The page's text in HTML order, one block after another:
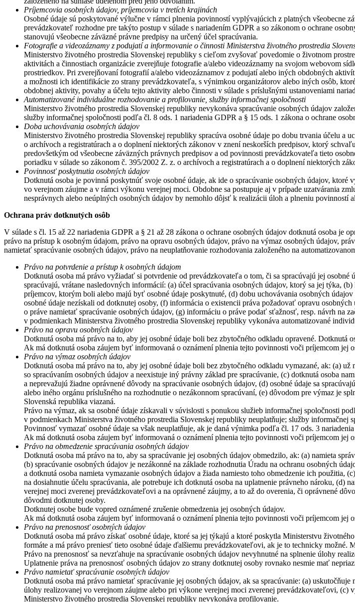
Príjemcovia osobných údajov, príjemcovia v tretích krajinách
Osobné údaje sú poskytované výlučne v rámci plnenia povinností vyplývajúcich z platných všeobecne
prevádzkovateľ rozhodne pre takýto postup v súlade s nariadením GDPR a so zákonom o ochrane
stanovujú všeobecne záväzné právne predpisy na určený účel spracúvania.
Fotografie a videozáznamy z podujatí a informovanie o činnosti Ministerstva životného prostredia
Ministerstvo životného prostredia Slovenskej republiky s cieľom zvyšovať povedomie o životnom
aktivitách a činnostiach organizácie zverejňuje fotografie a/alebo videozáznamy na svojom webovom
prostriedkov. Pri zverejňovaní fotografií a/alebo videozáznamov z podujatí alebo iných obdobných
a možnosti ich identifikácie zo strany prevádzkovateľa, s výnimkou organizátorov alebo iných osôb,
obdobnej aktivity, povahy a účelu tejto aktivity alebo činnosti v súlade s príslušnými ustanoveniami
Automatizované individuálne rozhodovanie a profilovanie, služby informačnej spoločnosti
Ministerstvo životného prostredia Slovenskej republiky nevykonáva spracúvanie osobných údajov
služby informačnej spoločnosti podľa čl. 8 ods. 1 nariadenia GDPR a § 15 ods. 1 zákona o ochrane
Doba uchovávania osobných údajov
Ministerstvo životného prostredia Slovenskej republiky spracúva osobné údaje po dobu trvania účelu a
o archívoch a registratúrach a o doplnení niektorých zákonov v znení neskorších predpisov, ktorý
predovšetkým od všeobecne záväzných právnych predpisov a od povinnosti prevádzkovateľa tieto
poriadku v súlade so zákonom č. 395/2002 Z. z. o archívoch a registratúrach a o doplnení niektorých
Povinnosť poskytnutia osobných údajov
Dotknutá osoba je povinná poskytnúť svoje osobné údaje, ak ide o spracúvanie osobných údajov,
vo verejnom záujme a v rámci výkonu verejnej moci. Obdobne sa postupuje aj v prípade uzatvárania
nesprávnych alebo neúplných osobných údajov by nemohlo dôjsť k realizácii úloh a plneniu povinností
Ochrana práv dotknutých osôb
V súlade s čl. 15 až 22 nariadenia GDPR a § 21 až 28 zákona o ochrane osobných údajov dotknutá osoba je
právo na prístup k osobným údajom, právo na opravu osobných údajov, právo na výmaz osobných údajov,
namietať spracúvanie osobných údajov, právo na neuplatňovanie rozhodovania založeného na
Právo na potvrdenie a prístup k osobných údajom
Dotknutá osoba má právo vyžiadať si potvrdenie od prevádzkovateľa o tom, či sa spracúvajú jej
spracúvajú, vrátane nasledovných informácií: (a) účel spracúvania osobných údajov, ktorý sa jej týka,
príjemcov, ktorým boli alebo majú byť osobné údaje poskytnuté, (d) dobu uchovávania osobných
osobné údaje nezískali od dotknutej osoby, (f) informácia o existencii práva požadovať opravu
o práve namietať spracúvanie osobných údajov, (g) informáciu o práve podať sťažnosť, resp. návrh na
v podmienkach Ministerstva životného prostredia Slovenskej republiky vykonáva automatizované
Právo na opravu osobných údajov
Dotknutá osoba má právo na to, aby jej osobné údaje boli bez zbytočného odkladu opravené. Dotknutá
Ak má dotknutá osoba záujem byť informovaná o oznámení plnenia tejto povinnosti voči príjemcom jej
Právo na výmaz osobných údajov
Dotknutá osoba má právo na to, aby jej osobné údaje boli bez zbytočného odkladu vymazané, ak: (a)
so spracúvaním osobných údajov a neexistuje iný právny základ pre spracúvanie, (c) dotknutá osoba
a neprevažujú žiadne oprávnené dôvody na spracúvanie osobných údajov, (d) osobné údaje sa
alebo iného orgánu príslušného na rozhodnutie o nezákonnom spracúvaní, (e) dôvodom pre výmaz je
Slovenská republika viazaná.
Právo na výmaz, ak sa osobné údaje získavali v súvislosti s ponukou služieb informačnej spoločnosti
v podmienkach Ministerstva životného prostredia Slovenskej republiky neuplatňuje; služby informačnej
Povinnosť vymazať osobné údaje sa však neuplatňuje, ak je daná výnimka podľa čl. 17 ods. 3
Ak má dotknutá osoba záujem byť informovaná o oznámení plnenia tejto povinnosti voči príjemcom jej
Právo na obmedzenie spracúvania osobných údajov
Dotknutá osoba má právo na to, aby sa spracúvanie jej osobných údajov obmedzilo, ak: (a) namieta
(b) spracúvanie osobných údajov je nezákonné na základe rozhodnutia Úradu na ochranu osobných
a dotknutá osoba namieta vymazanie osobných údajov a žiada namiesto toho obmedzenie ich použitia,
na dosiahnutie účelu spracúvania, ale potrebuje ich dotknutá osoba na uplatnenie právneho nároku,
verejnej moci zverenej prevádzkovateľovi a na oprávnené záujmy, a to až do overenia, či oprávnené
dôvodmi dotknutej osoby.
Dotknutej osobe bude vopred oznámené zrušenie obmedzenia jej osobných údajov.
Ak má dotknutá osoba záujem byť informovaná o oznámení plnenia tejto povinnosti voči príjemcom jej
Právo na prenosnosť osobných údajov
Dotknutá osoba má právo získať osobné údaje, ktoré sa jej týkajú a ktoré poskytla Ministerstvu
formáte a má právo preniesť tieto osobné údaje ďalšiemu prevádzkovateľovi, ak je to technicky
Právo na prenosnosť sa nevzťahuje na spracúvanie osobných údajov nevyhnutné na splnenie úlohy
Uplatnenie práva na prenosnosť osobných údajov zo strany dotknutej osoby rovnako nesmie mať
Právo namietať spracúvanie osobných údajov
Dotknutá osoba má právo namietať spracúvanie jej osobných údajov, ak sa spracúvanie: (a)
úlohy realizovanej vo verejnom záujme alebo pri výkone verejnej moci zverenej prevádzkovateľovi, (c)
Ministerstvo životného prostredia Slovenskej republiky nevykonáva profilovanie.